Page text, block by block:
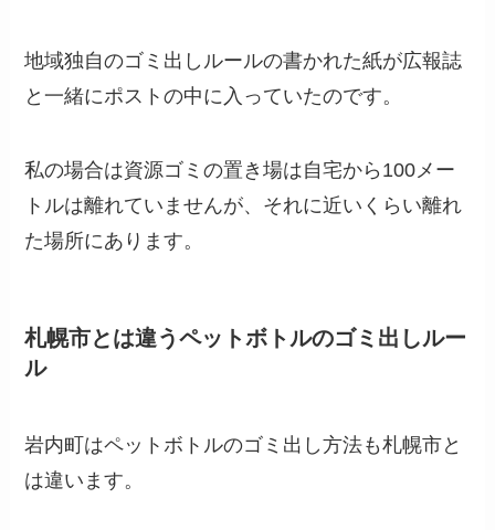
地域独自のゴミ出しルールの書かれた紙が広報誌
と一緒にポストの中に入っていたのです。
私の場合は資源ゴミの置き場は自宅から100メー
トルは離れていませんが、それに近いくらい離れ
た場所にあります。
札幌市とは違うペットボトルのゴミ出しルー
ル
岩内町はペットボトルのゴミ出し方法も札幌市と
は違います。